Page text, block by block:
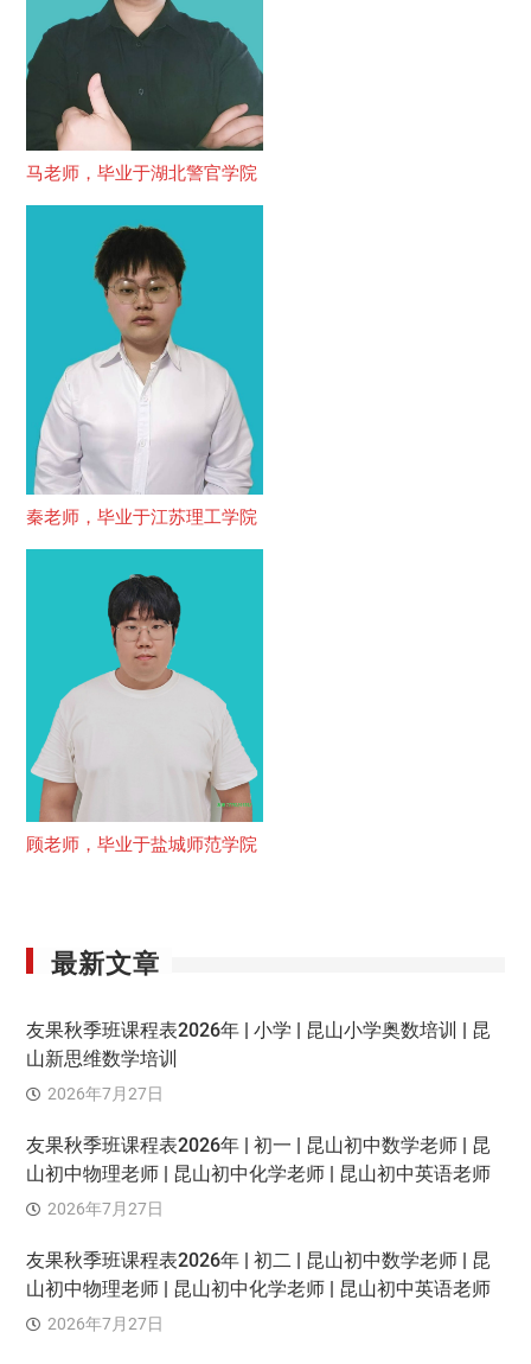
马老师，毕业于湖北警官学院
秦老师，毕业于江苏理工学院
顾老师，毕业于盐城师范学院
最新文章
友果秋季班课程表2026年 | 小学 | 昆山小学奥数培训 | 昆
山新思维数学培训
2026年7月27日
友果秋季班课程表2026年 | 初一 | 昆山初中数学老师 | 昆
山初中物理老师 | 昆山初中化学老师 | 昆山初中英语老师
2026年7月27日
友果秋季班课程表2026年 | 初二 | 昆山初中数学老师 | 昆
山初中物理老师 | 昆山初中化学老师 | 昆山初中英语老师
2026年7月27日